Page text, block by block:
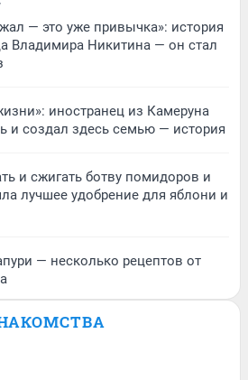
— это уже привычка»: история
Владимира Никитина — он стал
иностранец из Камеруна
и создал здесь семью — история
и сжигать ботву помидоров и
лучшее удобрение для яблони и
— несколько рецептов от